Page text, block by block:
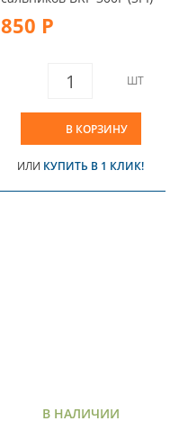
850 Р
ШТ
В КОРЗИНУ
ИЛИ КУПИТЬ В 1 КЛИК!
В НАЛИЧИИ